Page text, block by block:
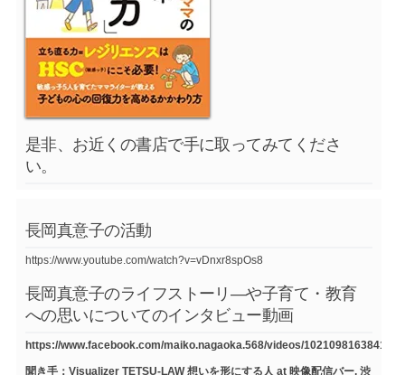
是非、お近くの書店で手に取ってみてくださ
い。
長岡真意子の活動
https://www.youtube.com/watch?v=vDnxr8spOs8
長岡真意子のライフストーリ―や子育て・教育
への思いについてのインタビュー動画
https://www.facebook.com/maiko.nagaoka.568/videos/
聞き手：Visualizer TETSU-LAW 想いを形にする人 at 映像配信バー, 渋